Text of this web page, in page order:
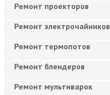
Ремонт проекторов
Ремонт электрочайников
Ремонт термопотов
Ремонт блендеров
Ремонт мультиварок